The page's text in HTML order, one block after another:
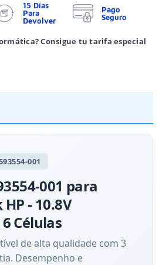
15 Días
Para
Devolver
Pago
Seguro
Consigue tu tarifa especial
001
001 para
- 10.8V
Células
de alta qualidade com 3
Desempenho e